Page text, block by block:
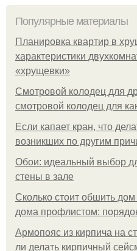
Популярные материалы
Планировка квартир в
характеристики
«хрущевки»
Смотровой колодец для
смотровой колодец для
Если капает кран, что
возникших по другим
Обои: идеальный выбор
стены в зале
Сколько стоит обшить
дома профлистом:
Армопояс из кирпича на
ли делать кирпичный